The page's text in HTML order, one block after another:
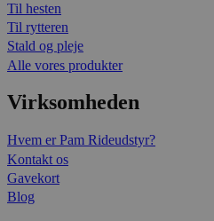
Til hesten
Til rytteren
Stald og pleje
Alle vores produkter
Virksomheden
Hvem er Pam Rideudstyr?
Kontakt os
Gavekort
Blog